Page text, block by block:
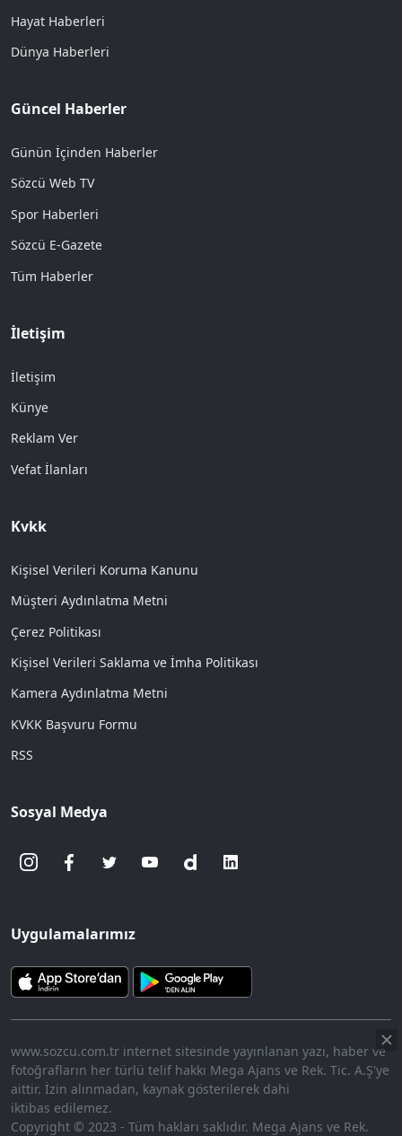
Hayat Haberleri
Dünya Haberleri
Güncel Haberler
Günün İçinden Haberler
Sözcü Web TV
Spor Haberleri
Sözcü E-Gazete
Tüm Haberler
İletişim
İletişim
Künye
Reklam Ver
Vefat İlanları
Kvkk
Kişisel Verileri Koruma Kanunu
Müşteri Aydınlatma Metni
Çerez Politikası
Kişisel Verileri Saklama ve İmha Politikası
Kamera Aydınlatma Metni
KVKK Başvuru Formu
RSS
Sosyal Medya
Uygulamalarımız
www.sozcu.com.tr internet sitesinde yayınlanan yazı, haber ve
fotoğrafların her türlü telif hakkı Mega Ajans ve Rek. Tic. A.Ş'ye
aittir. İzin alınmadan, kaynak gösterilerek dahi
iktibas edilemez.
Copyright © 2023 - Tüm hakları saklıdır. Mega Ajans ve Rek.